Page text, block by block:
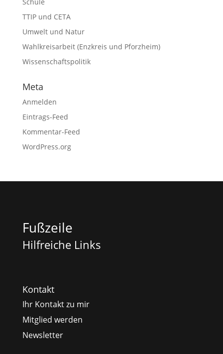
TTIP und CETA
Umwelt und Natur
Wahlkreisarbeit (Enzkreis und Pforzheim)
Wissenschaftspolitik
Meta
Anmelden
Eintrags-Feed
Kommentar-Feed
WordPress.org
Fußzeile
Hilfreiche Links
Kontakt
Ihr Kontakt zu mir
Mitglied werden
Newsletter